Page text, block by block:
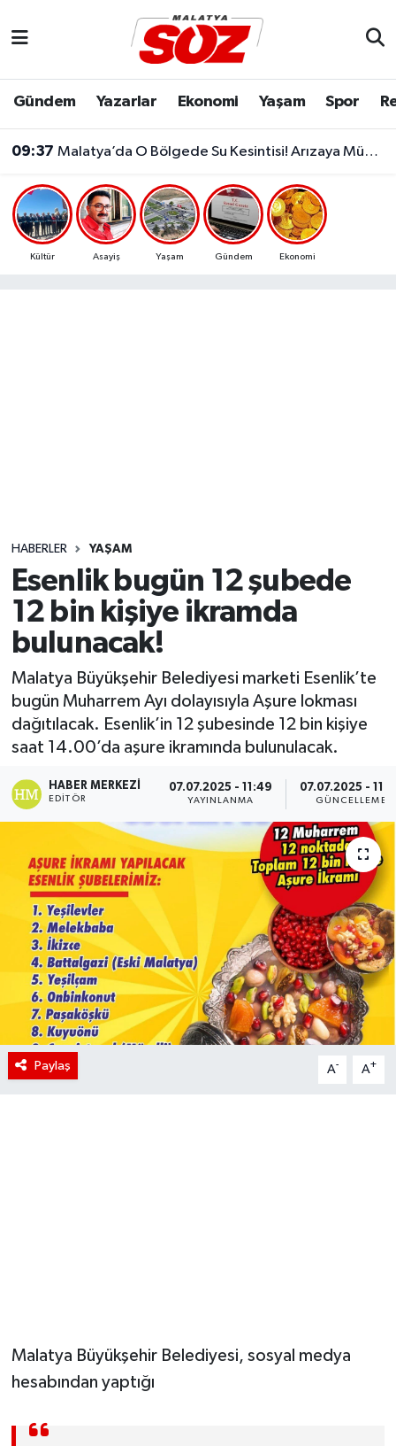
Gündem Yazarlar Ekonomi Yaşam Spor
09:37 Malatya’da O Bölgede Su Kesintisi! Arızaya Müdahale Ediliyor
Kültür Asayiş Yaşam Gündem Ekonomi
HABERLER YAŞAM
Esenlik bugün 12 şubede
12 bin kişiye ikramda
bulunacak!
Malatya Büyükşehir Belediyesi marketi Esenlik’te
bugün Muharrem Ayı dolayısıyla Aşure lokması
dağıtılacak. Esenlik’in 12 şubesinde 12 bin kişiye
saat 14.00’da aşure ikramında bulunulacak.
HABER MERKEZI
EDITÖR
07.07.2025 - 11:49
YAYINLANMA
07.07.2025 -
GÜNCELLEME
Paylaş A- A+
Malatya Büyükşehir Belediyesi, sosyal medya
hesabından yaptığı
Dünya
Eğitim
Ekonomi
Yaşam
Malatya Nöbetçi Eczaneler
Malatya Namaz Vakitleri
Malatya Trafik Yoğunluk Haritası
Süper Lig Puan Durumu ve Fikstür